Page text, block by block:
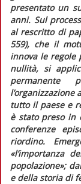
presentato un
anni. Sul
al rescritto di
559), che il
innova le regole
nullità, si
permanente
tutto il paese e
è stato preso in
conferenze
riordino.
«l’importanza
popolazione»;
e della storia di